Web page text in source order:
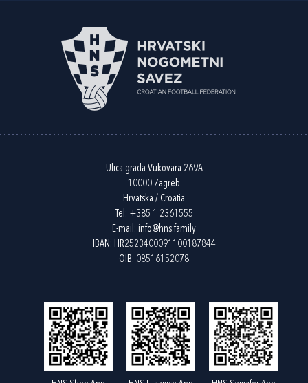
Ulica grada Vukovara 269A
10000 Zagreb
Hrvatska / Croatia
Tel: +385 1 2361555
E-mail: info@hns.family
IBAN: HR2523400091100187844
OIB: 08516152078